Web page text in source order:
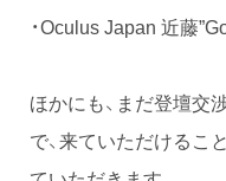
・Oculus Japan 近藤
ほかにも、まだ登壇交
で、来ていただけるこ